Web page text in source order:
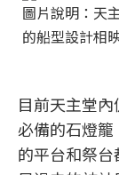
圖片說明：天
的船型設計相
目前天主堂
必備的石燈
的平台和祭